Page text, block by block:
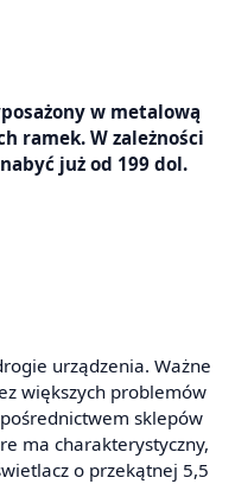
w metalową
ramek. W zależności
już od 199 dol.
urządzenia. Ważne
większych problemów
sklepów
ma charakterystyczny,
o przekątnej 5,5